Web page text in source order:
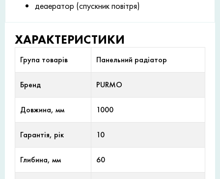
деаератор (спускник повітря)
ХАРАКТЕРИСТИКИ
Група товарів Панельний радіатор
Бренд PURMO
Довжина, мм 1000
Гарантія, рік 10
Глибина, мм 60